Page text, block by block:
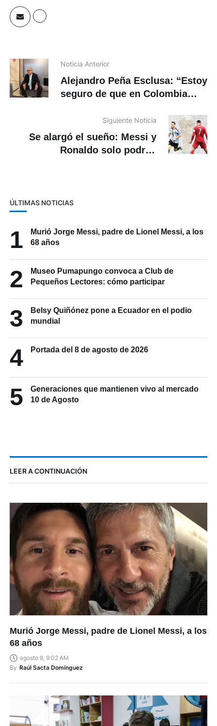
Noticia Anterior
Alejandro Peña Esclusa: “Estoy
seguro de que en Colombia
Siguiente Noticia
Se alargó el sueño: Messi y
Ronaldo solo podrán
ÚLTIMAS NOTICIAS
1
Murió Jorge Messi, padre de Lionel Messi, a los
68 años
2
Museo Pumapungo convoca a Club de
Pequeños Lectores: cómo participar
3
Belsy Quiñónez pone a Ecuador en el podio
mundial
4 Portada del 8 de agosto de 2026
5
Generaciones que mantienen vivo al mercado
10 de Agosto
LEER A CONTINUACIÓN
Murió Jorge Messi, padre de Lionel Messi, a los
68 años
agosto 8, 9:02 AM
By Raúl Sacta Domínguez